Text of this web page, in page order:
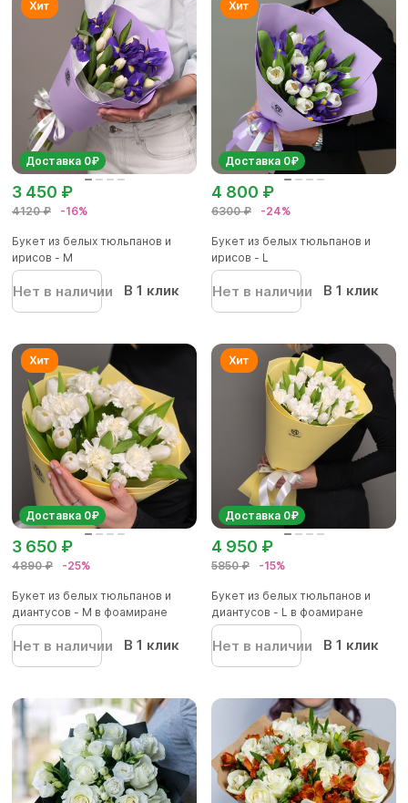
Доставка 0₽
4120 ₽ -16%
3 450 ₽
Букет из белых тюльпанов и
ирисов - M
Нет в наличии В 1 клик
Доставка 0₽
6300 ₽ -24%
4 800 ₽
Букет из белых тюльпанов и
ирисов - L
Нет в наличии В 1 клик
Доставка 0₽
4890 ₽ -25%
3 650 ₽
Букет из белых тюльпанов и
диантусов - M в фоамиране
Нет в наличии В 1 клик
Доставка 0₽
5850 ₽ -15%
4 950 ₽
Букет из белых тюльпанов и
диантусов - L в фоамиране
Нет в наличии В 1 клик